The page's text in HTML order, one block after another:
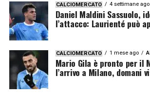
CALCIOMERCATO 4 settimane ago
Daniel Maldini Sassuolo,
l’attacco: Laurienté può
CALCIOMERCATO 1 mese ago
Mario Gila è pronto per il
l’arrivo a Milano, domani